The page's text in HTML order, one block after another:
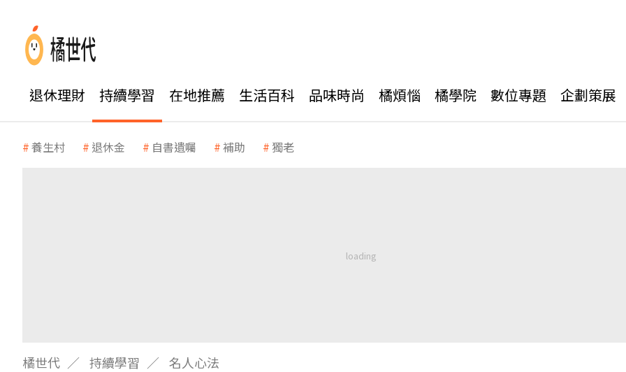
退休理財 持續學習 在地推薦 生活百科 品味時尚 橘煩惱 橘學院 數位專題 企劃策展
養生村 退休金 自書遺囑 補助 獨老
橘世代 持續學習 名人心法